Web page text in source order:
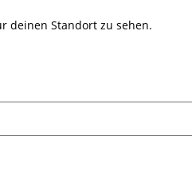
deinen Standort zu sehen.